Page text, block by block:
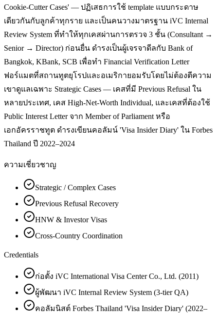
Cookie-Cutter Cases' — ปฏิเสธการใช้ template แบบกระดาษ
เดียวกันกับลูกค้าทุกราย และเป็นคนวางมาตรฐาน iVC Internal
Review System ที่ทำให้ทุกเคสผ่านการตรวจ 3 ชั้น (Consultant →
Senior → Director) ก่อนยื่น ดำรงเป็นผู้เจรจาดีลกับ Bank of
Bangkok, KBank, SCB เพื่อทำ Financial Verification Letter
ฟอร์แมตที่สถานทูตยุโรปและอเมริกายอมรับโดยไม่ต้องตีความ
เขาดูแลเฉพาะ Strategic Cases — เคสที่มี Previous Refusal ใน
หลายประเทศ, เคส High-Net-Worth Individual, และเคสที่ต้องใช้
Public Interest Letter จาก Member of Parliament หรือ
เอกอัครราชทูต ดำรงเขียนคอลัมน์ 'Visa Insider Diary' ใน Forbes
Thailand ปี 2022–2024
ความเชี่ยวชาญ
Strategic / Complex Cases
Previous Refusal Recovery
HNW & Investor Visas
Cross-Country Coordination
Credentials
ก่อตั้ง iVC International Visa Center Co., Ltd. (2011)
ผู้พัฒนา iVC Internal Review System (3-tier QA)
คอลัมนิสต์ Forbes Thailand 'Visa Insider Diary' (2022–